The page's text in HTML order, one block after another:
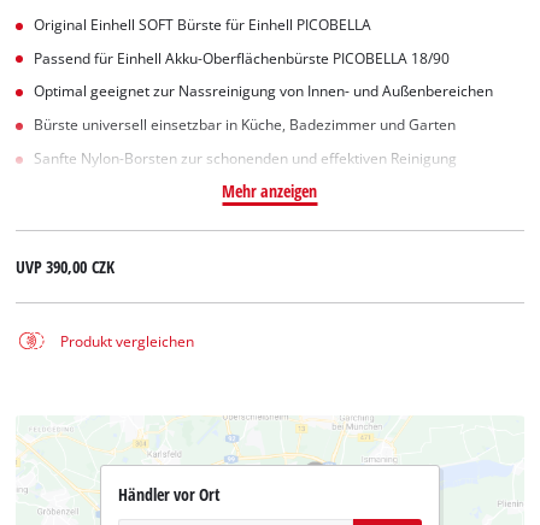
Original Einhell SOFT Bürste für Einhell PICOBELLA
Passend für Einhell Akku-Oberflächenbürste PICOBELLA 18/90
Optimal geeignet zur Nassreinigung von Innen- und Außenbereichen
Bürste universell einsetzbar in Küche, Badezimmer und Garten
Sanfte Nylon-Borsten zur schonenden und effektiven Reinigung
Mehr anzeigen
UVP390,00 CZK
Produkt vergleichen
Händler vor Ort